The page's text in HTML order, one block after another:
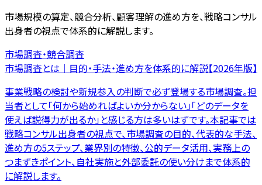
市場規模の算定、競合分析、顧客理解の進め方を、戦略コンサル
出身者の視点で体系的に解説します。
市場調査・競合調査
市場調査とは｜目的・手法・進め方を体系的に解説【2026年版】
事業戦略の検討や新規参入の判断で必ず登場する市場調査。担
当者として「何から始めればよいか分からない」「どのデータを
使えば説得力が出るか」と感じる方は多いはずです。本記事では
戦略コンサル出身者の視点で、市場調査の目的、代表的な手法、
進め方の5ステップ、業界別の特徴、公的データ活用、実務上の
つまずきポイント、自社実施と外部委託の使い分けまで体系的
に解説します。